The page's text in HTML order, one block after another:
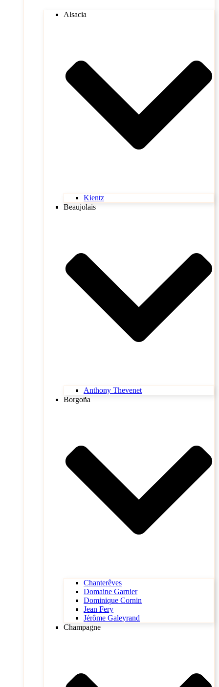
Alsacia
Kientz
Beaujolais
Anthony Thevenet
Borgoña
Chanterêves
Domaine Garnier
Dominique Cornin
Jean Fery
Jérôme Galeyrand
Champagne